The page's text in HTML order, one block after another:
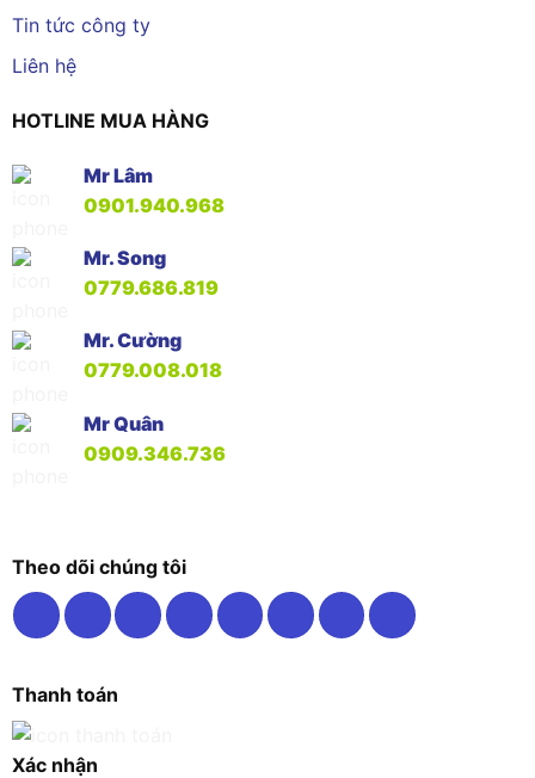
Tin tức công ty
Liên hệ
HOTLINE MUA HÀNG
Mr Lâm
0901.940.968
Mr. Song
0779.686.819
Mr. Cường
0779.008.018
Mr Quân
0909.346.736
Theo dõi chúng tôi
Thanh toán
Xác nhận